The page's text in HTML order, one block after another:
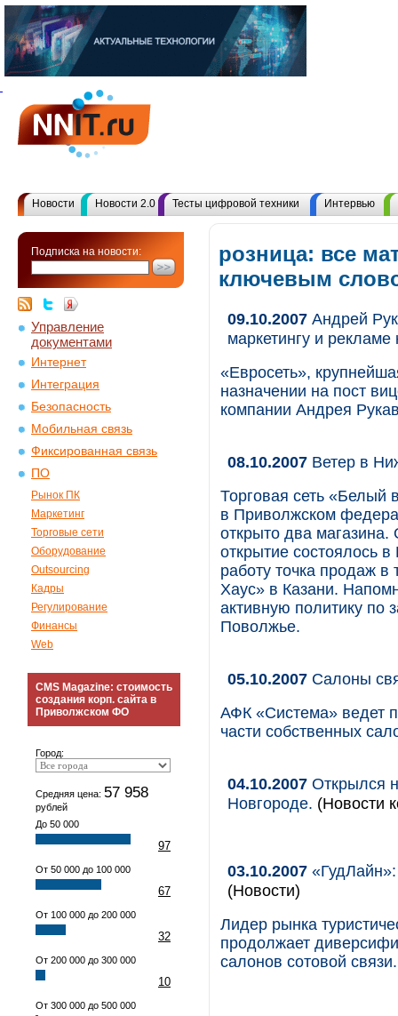
Новости Новости 2.0 Тесты цифровой техники Интервью
Подписка на новости:
Управление
документами
Интернет
Интеграция
Безопасность
Мобильная связь
Фиксированная связь
ПО
Рынок ПК
Маркетинг
Торговые сети
Оборудование
Outsourcing
Кадры
Регулирование
Финансы
Web
CMS Magazine: стоимость
создания корп. сайта в
Приволжском ФО
Город:
Средняя цена: 57 958
рублей
До 50 000
97
От 50 000 до 100 000
67
От 100 000 до 200 000
32
От 200 000 до 300 000
10
От 300 000 до 500 000
розница: все
ключевым
09.10.2007 Андрей
маркетингу и
«Евросеть»,
назначении на пост
компании Андрея
08.10.2007 Ветер в
Торговая сеть «Белый
в Приволжском
открыто два
открытие состоялось
работу точка продаж в
Хаус» в Казани.
активную политику по
Поволжье.
05.10.2007 Салоны
АФК «Система» ведет
части собственных
04.10.2007 Открылся
Новгороде. (Новости
03.10.2007
(Новости)
Лидер рынка
продолжает
салонов сотовой связи.